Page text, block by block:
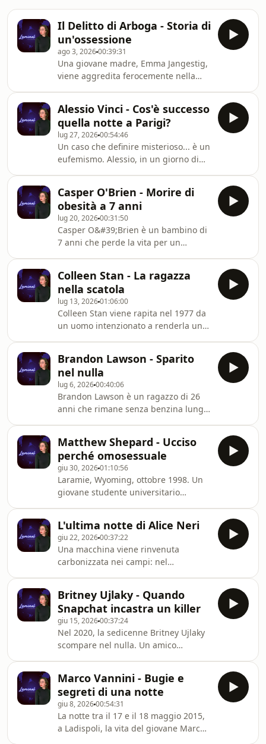
Il Delitto di Arboga - Storia di
un'ossessione
ago 3, 202600:39:31
Una giovane madre, Emma Jangestig,
viene aggredita ferocemente nella
troveranno di fronte a una pista
agghiacciante che porta fuori dai
confini svedesi, fino in Germania,
sulle tracce di una donna spinta da
un&#39;ossessione morbosa e da una
folle gelosia.
Alessio Vinci - Cos'è successo
quella notte a Parigi?
lug 27, 202600:54:46
Un caso che definire misterioso... è un
eufemismo. Alessio, in un giorno di
Etoil. Trascorre qui le sue ultime ore
di vita, prima di essere ritrovato
morto ai piedi di una gru da cui si è
lanciato. Ma è davvero così? Il suo
corpo non presenta tutti i classici
segni di chi si è intrufolato in un
cantiere, di notte. E, contro
Casper O'Brien - Morire di
obesità a 7 anni
lug 20, 202600:31:50
Casper O&#39;Brien è un bambino di
7 anni che perde la vita per un
bambino così piccolo che
compromettono totalmente il suo
modo di vivere e di muoversi e che lo
portano a spegnersi troppo presto.
Ma di chi è la responsabilità? Dei
genitori, verrebbe da dire. Ma
altrettanto i genitori di Casper sono
obesi e il loro stile di vita è
Colleen Stan - La ragazza
nella scatola
lug 13, 202601:06:00
Colleen Stan viene rapita nel 1977 da
un uomo intenzionato a renderla una
Questa bara di legno rudimentale
sarà il suo rifugio per 23 ore al giorno
e per i successivi 7 anni della sua vita.
Una storia di prigionia e tortura ma
altrettanto di resilienza e libertà
ritrovata. Questa è la storia della
&quot;ragazza nella sca
Brandon Lawson - Sparito
nel nulla
lug 6, 202600:40:06
Brandon Lawson è un ragazzo di 26
anni che rimane senza benzina lungo
improvvisamente, nella notte,
qualcosa lo spaventa. Forse ha
assistito ad un incidente, qualcuno lo
insegue e Brandon ha paura. Chiama
il 911 e la telefonata è angosciante,
anche se molto disturbata dalle
interferenze, ed è l&#39;ultima
traccia audio che c
Matthew Shepard - Ucciso
perché omosessuale
giu 30, 202601:10:56
Laramie, Wyoming, ottobre 1998. Un
giovane studente universitario
in un bar. Sarà ritrovato solo 18 ore
dopo, legato a una recinzione in
mezzo al nulla, in condizioni
disperate, scambiato inizialmente per
uno spaventapasseri. In questo video
ricostruiamo l'incredibile e doloroso
caso di Matthew Shepard, un delitto
brutale che ha sconvol
L'ultima notte di Alice Neri
giu 22, 202600:37:22
Una macchina viene rinvenuta
carbonizzata nei campi: nel
della sua ultima notte e di un
passaggio (o forse di un sequestro)
che le è stato fatale.
Britney Ujlaky - Quando
Snapchat incastra un killer
giu 15, 202600:37:24
Nel 2020, la sedicenne Britney Ujlaky
scompare nel nulla. Un amico
ma nessuno ha più notizie di lei dopo
questo appuntamento
romantico.Questa è la storia di
tradimento, di bugie digitali e di
come Snapchat abbia incastrato un
Marco Vannini - Bugie e
segreti di una notte
giu 8, 202600:54:31
La notte tra il 17 e il 18 maggio 2015,
a Ladispoli, la vita del giovane Marco